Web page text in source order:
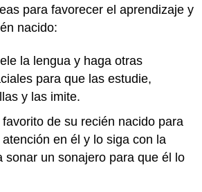
para favorecer el aprendizaje y
nacido:
la lengua y haga otras
para que las estudie,
y las imite.
de su recién nacido para
en él y lo siga con la
sonar un sonajero para que él lo